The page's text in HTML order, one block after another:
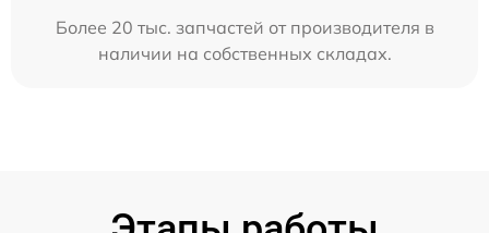
Более 20 тыс. запчастей от производителя в
наличии на собственных складах.